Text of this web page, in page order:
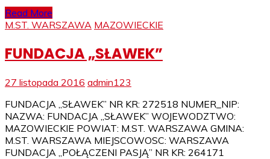
Read More
M.ST. WARSZAWA MAZOWIECKIE
FUNDACJA „SŁAWEK”
27 listopada 2016 admin123
FUNDACJA „SŁAWEK” NR KR: 272518 NUMER_NIP:
NAZWA: FUNDACJA „SŁAWEK” WOJEWODZTWO:
MAZOWIECKIE POWIAT: M.ST. WARSZAWA GMINA:
M.ST. WARSZAWA MIEJSCOWOSC: WARSZAWA
FUNDACJA „POŁĄCZENI PASJĄ” NR KR: 264171